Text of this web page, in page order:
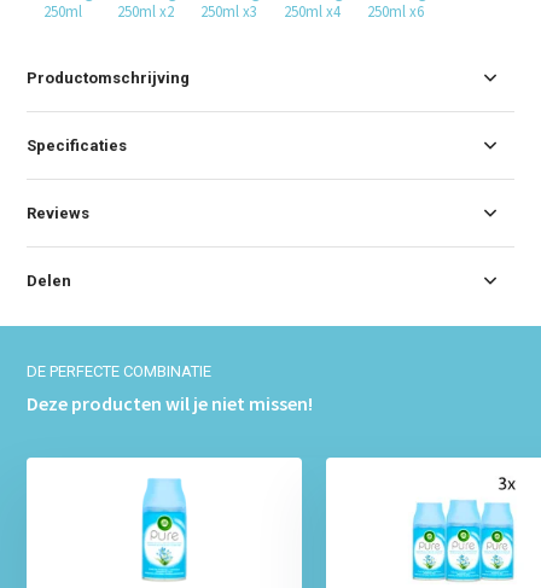
250ml
250ml x2
250ml x3
250ml x4
250ml x6
Productomschrijving
Specificaties
Reviews
Delen
DE PERFECTE COMBINATIE
Deze producten wil je niet missen!